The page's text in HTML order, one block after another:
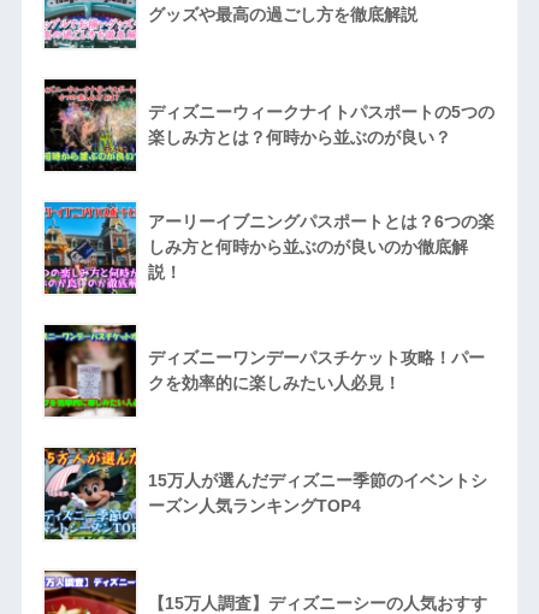
グッズや最高の過ごし方を徹底解説
ディズニーウィークナイトパスポートの5つの
楽しみ方とは？何時から並ぶのが良い？
アーリーイブニングパスポートとは？6つの楽
しみ方と何時から並ぶのが良いのか徹底解
説！
ディズニーワンデーパスチケット攻略！パー
クを効率的に楽しみたい人必見！
15万人が選んだディズニー季節のイベントシ
ーズン人気ランキングTOP4
【15万人調査】ディズニーシーの人気おすす